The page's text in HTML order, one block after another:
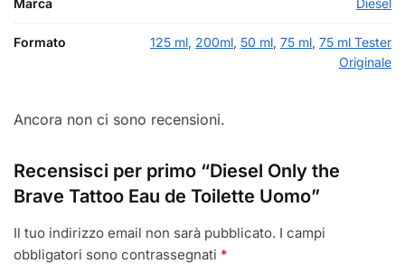
Formato 125 ml, 200ml, 50 ml, 75 ml, 75 ml Tester
Originale
Ancora non ci sono recensioni.
Recensisci per primo “Diesel Only the
Brave Tattoo Eau de Toilette Uomo”
Il tuo indirizzo email non sarà pubblicato. I campi
obbligatori sono contrassegnati *